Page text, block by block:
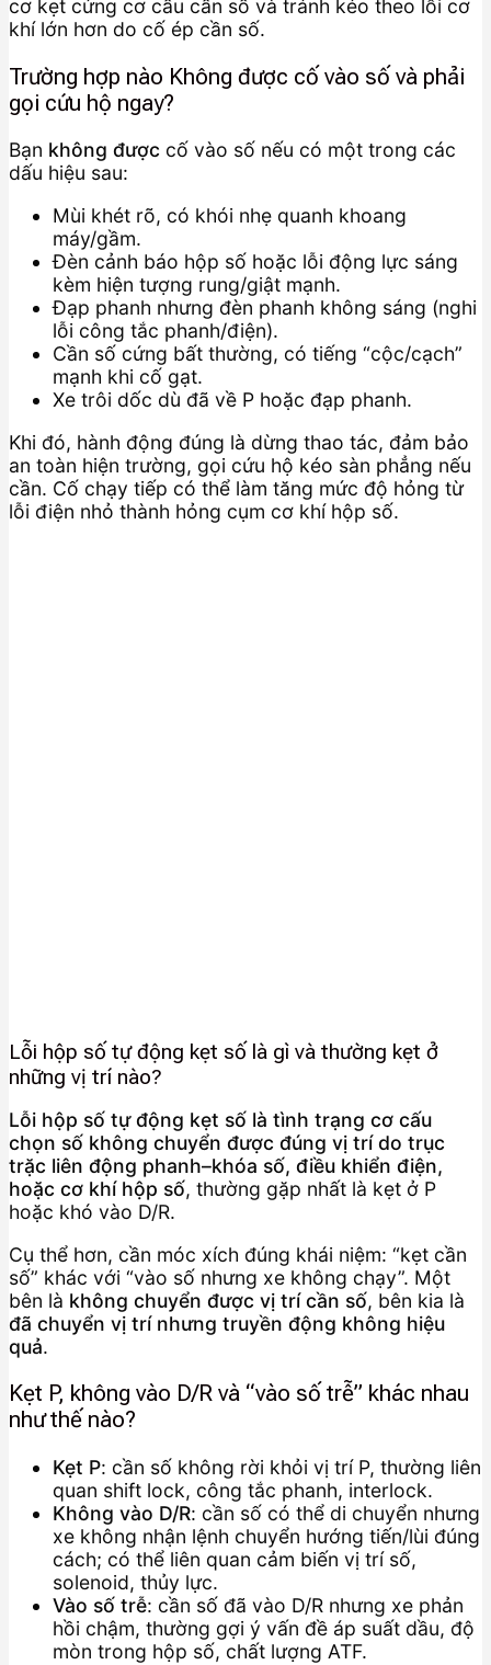
cơ kẹt cứng cơ cấu cần số và tránh kéo theo lỗi cơ
khí lớn hơn do cố ép cần số.
Trường hợp nào Không được cố vào số và phải
gọi cứu hộ ngay?
Bạn không được cố vào số nếu có một trong các
dấu hiệu sau:
Mùi khét rõ, có khói nhẹ quanh khoang
máy/gầm.
Đèn cảnh báo hộp số hoặc lỗi động lực sáng
kèm hiện tượng rung/giật mạnh.
Đạp phanh nhưng đèn phanh không sáng (nghi
lỗi công tắc phanh/điện).
Cần số cứng bất thường, có tiếng “cộc/cạch”
mạnh khi cố gạt.
Xe trôi dốc dù đã về P hoặc đạp phanh.
Khi đó, hành động đúng là dừng thao tác, đảm bảo
an toàn hiện trường, gọi cứu hộ kéo sàn phẳng nếu
cần. Cố chạy tiếp có thể làm tăng mức độ hỏng từ
lỗi điện nhỏ thành hỏng cụm cơ khí hộp số.
Lỗi hộp số tự động kẹt số là gì và thường kẹt ở
những vị trí nào?
Lỗi hộp số tự động kẹt số là tình trạng cơ cấu
chọn số không chuyển được đúng vị trí do trục
trặc liên động phanh–khóa số, điều khiển điện,
hoặc cơ khí hộp số, thường gặp nhất là kẹt ở P
hoặc khó vào D/R.
Cụ thể hơn, cần móc xích đúng khái niệm: “kẹt cần
số” khác với “vào số nhưng xe không chạy”. Một
bên là không chuyển được vị trí cần số, bên kia là
đã chuyển vị trí nhưng truyền động không hiệu
quả.
Kẹt P, không vào D/R và “vào số trễ” khác nhau
như thế nào?
Kẹt P: cần số không rời khỏi vị trí P, thường liên
quan shift lock, công tắc phanh, interlock.
Không vào D/R: cần số có thể di chuyển nhưng
xe không nhận lệnh chuyển hướng tiến/lùi đúng
cách; có thể liên quan cảm biến vị trí số,
solenoid, thủy lực.
Vào số trễ: cần số đã vào D/R nhưng xe phản
hồi chậm, thường gợi ý vấn đề áp suất dầu, độ
mòn trong hộp số, chất lượng ATF.